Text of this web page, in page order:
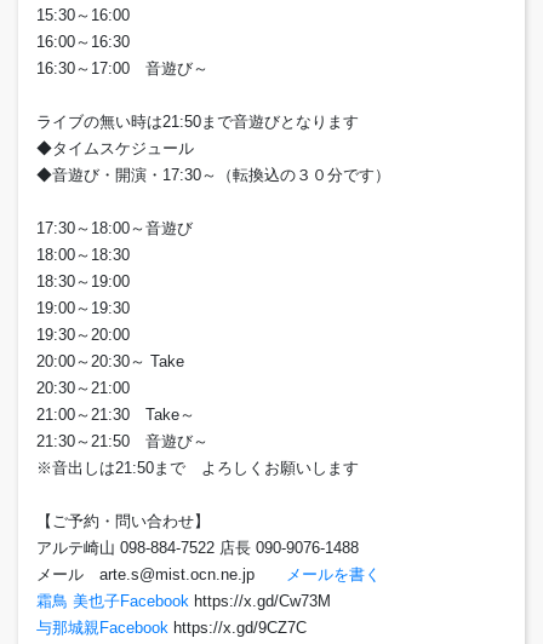
15:30～16:00
16:00～16:30
16:30～17:00 音遊び～
ライブの無い時は21:50まで音遊びとなります
◆タイムスケジュール
◆音遊び・開演・17:30～（転換込の３０分です）
17:30～18:00～音遊び
18:00～18:30
18:30～19:00
19:00～19:30
19:30～20:00
20:00～20:30～ Take
20:30～21:00
21:00～21:30 Take～
21:30～21:50 音遊び～
※音出しは21:50まで よろしくお願いします
【ご予約・問い合わせ】
アルテ崎山 098-884-7522 店長 090-9076-1488
メール arte.s@mist.ocn.ne.jp
メールを書く
霜鳥 美也子Facebook https://x.gd/Cw73M
与那城親Facebook https://x.gd/9CZ7C